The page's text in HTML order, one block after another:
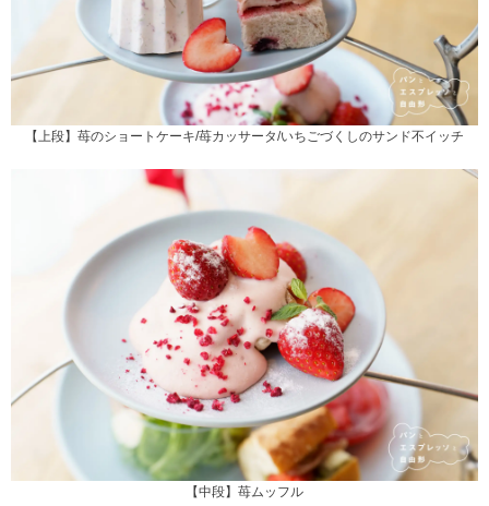
【上段】苺のショートケーキ/苺カッサータ/いちごづくしのサンド不イッチ
【中段】苺ムッフル